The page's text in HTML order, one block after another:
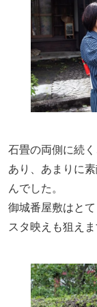
石畳の両側に続
あり、あまりに
んでした。
御城番屋敷はと
スタ映えも狙えま